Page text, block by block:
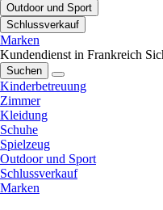
Outdoor und Sport
Schlussverkauf
Marken
Kundendienst in Frankreich
Suchen
Kinderbetreuung
Zimmer
Kleidung
Schuhe
Spielzeug
Outdoor und Sport
Schlussverkauf
Marken